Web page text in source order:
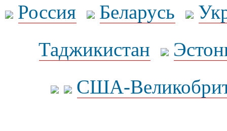
Россия Беларусь
Таджикистан
США-